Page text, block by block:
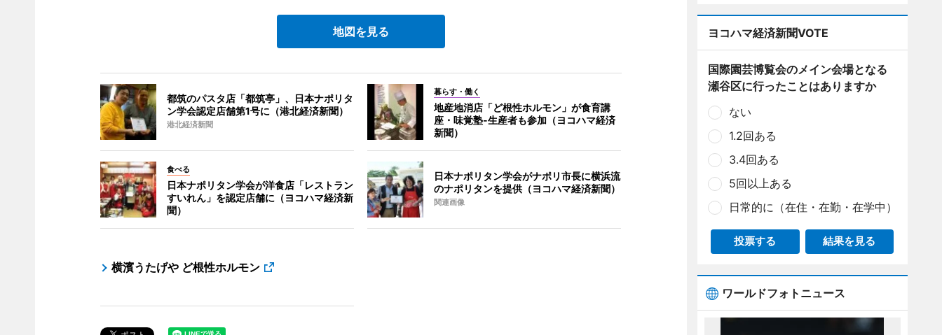
地図を見る
都筑のパスタ店「都筑亭」、日本ナポリタ
ン学会認定店舗第1号に（港北経済新聞）
港北経済新聞
暮らす・働く
地産地消店「ど根性ホルモン」が食育講
座・味覚塾-生産者も参加（ヨコハマ経済
新聞）
食べる
日本ナポリタン学会が洋食店「レストラン
すいれん」を認定店舗に（ヨコハマ経済新
聞）
日本ナポリタン学会がナポリ市長に横浜流
のナポリタンを提供（ヨコハマ経済新聞）
関連画像
横濱うたげや ど根性ホルモン
ヨコハマ経済新聞VOTE
国際園芸博覧会のメイン会場となる
瀬谷区に行ったことはありますか
ない
1.2回ある
3.4回ある
5回以上ある
日常的に（在住・在勤・在学中）
投票する 結果を見る
ワールドフォトニュース